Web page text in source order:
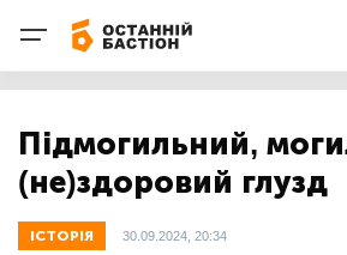
Підмогильний,
(не)здоровий глузд
ІСТОРІЯ 30.09.2024, 20:34